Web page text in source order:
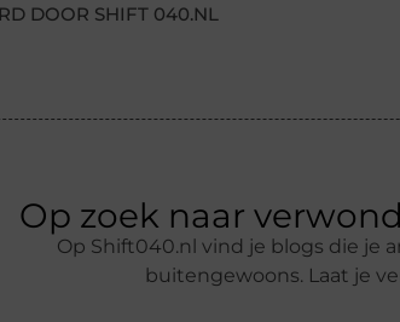
DOOR SHIFT 040.NL
Op zoek naar
Op Shift040.nl vind je blogs die je
buitengewoons. Laat je